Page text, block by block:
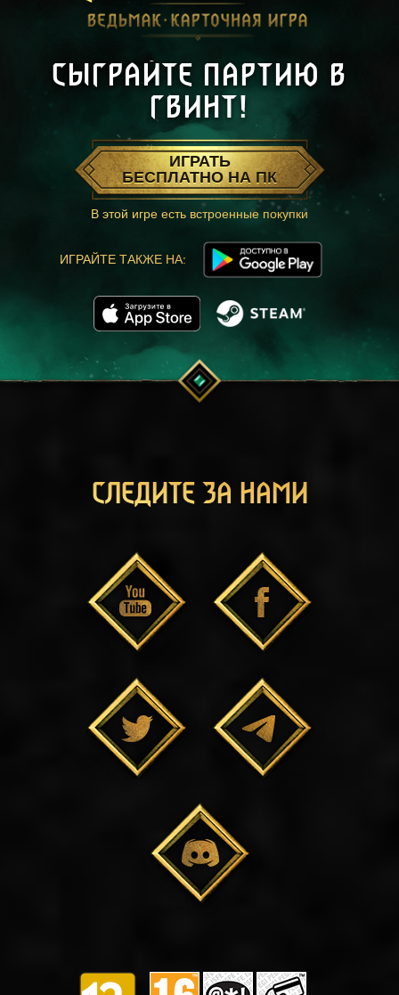
СЫГРАЙТЕ ПАРТИЮ В
ГВИНТ!
ИГРАТЬ
БЕСПЛАТНО НА ПК
В этой игре есть встроенные покупки
ИГРАЙТЕ ТАКЖЕ НА:
СЛЕДИТЕ ЗА НАМИ